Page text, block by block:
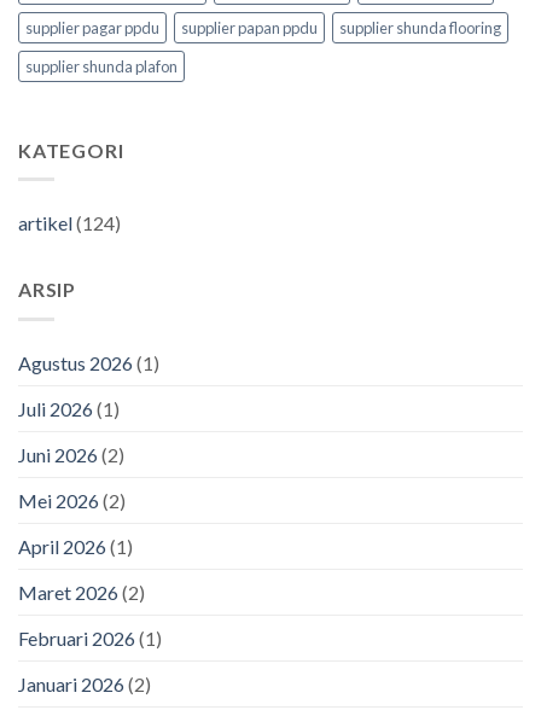
supplier pagar ppdu
supplier papan ppdu
supplier shunda flooring
supplier shunda plafon
KATEGORI
artikel(124)
ARSIP
Agustus 2026(1)
Juli 2026(1)
Juni 2026(2)
Mei 2026(2)
April 2026(1)
Maret 2026(2)
Februari 2026(1)
Januari 2026(2)